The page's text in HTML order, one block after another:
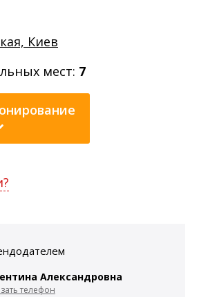
Киев
мест: 7
Александровна
телефон